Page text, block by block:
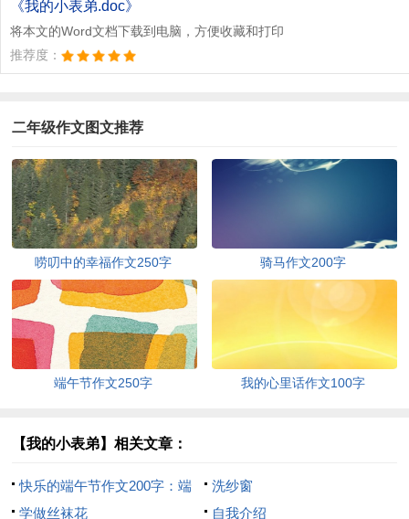
《我的小表弟.doc》
将本文的Word文档下载到电脑，方便收藏和打印
推荐度：
二年级作文图文推荐
唠叨中的幸福作文250字 骑马作文200字
端午节作文250字 我的心里话作文100字
【我的小表弟】相关文章：
快乐的端午节作文200字：端
午节的趣闻
洗纱窗
学做丝袜花
自我介绍